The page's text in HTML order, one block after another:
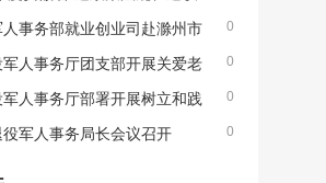
作出更大贡献
招聘信息”进军营活动在滁州正式0
事务部就业创业司赴滁州市
0
人事务厅团支部开展关爱老
益志愿服务活动
0
人事务厅部署开展树立和践
观学习教育
0
军人事务局长会议召开